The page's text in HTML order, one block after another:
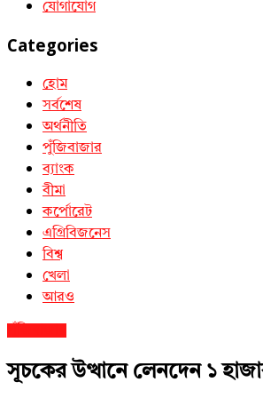
যোগাযোগ
Categories
হোম
সর্বশেষ
অর্থনীতি
পুঁজিবাজার
ব্যাংক
বীমা
কর্পোরেট
এগ্রিবিজনেস
বিশ্ব
খেলা
আরও
সূচকের উত্থানে লেনদেন ১